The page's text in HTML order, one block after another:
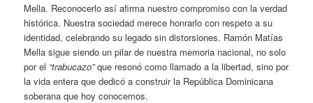
Mella. Reconocerlo así afirma nuestro compromiso con la verdad
histórica. Nuestra sociedad merece honrarlo con respeto a su
identidad, celebrando su legado sin distorsiones. Ramón Matías
Mella sigue siendo un pilar de nuestra memoria nacional, no solo
por el “trabucazo”que resonó como llamado a la libertad, sino por
la vida entera que dedicó a construir la República Dominicana
soberana que hoy conocemos.